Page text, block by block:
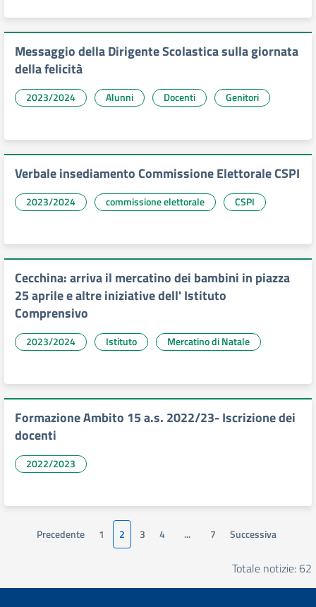
Messaggio della Dirigente Scolastica sulla giornata
della felicità
2023/2024 Alunni Docenti Genitori
Verbale insediamento Commissione Elettorale CSPI
2023/2024 commissione elettorale CSPI
Cecchina: arriva il mercatino dei bambini in piazza
25 aprile e altre iniziative dell' Istituto
Comprensivo
2023/2024 Istituto Mercatino di Natale
Formazione Ambito 15 a.s. 2022/23- Iscrizione dei
docenti
2022/2023
Precedente 1 2 3 4 ... 7 Successiva
Totale notizie: 62